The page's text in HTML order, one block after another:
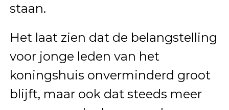
staan.
Het laat zien dat de belangstelling
voor jonge leden van het
koningshuis onverminderd groot
blijft, maar ook dat steeds meer